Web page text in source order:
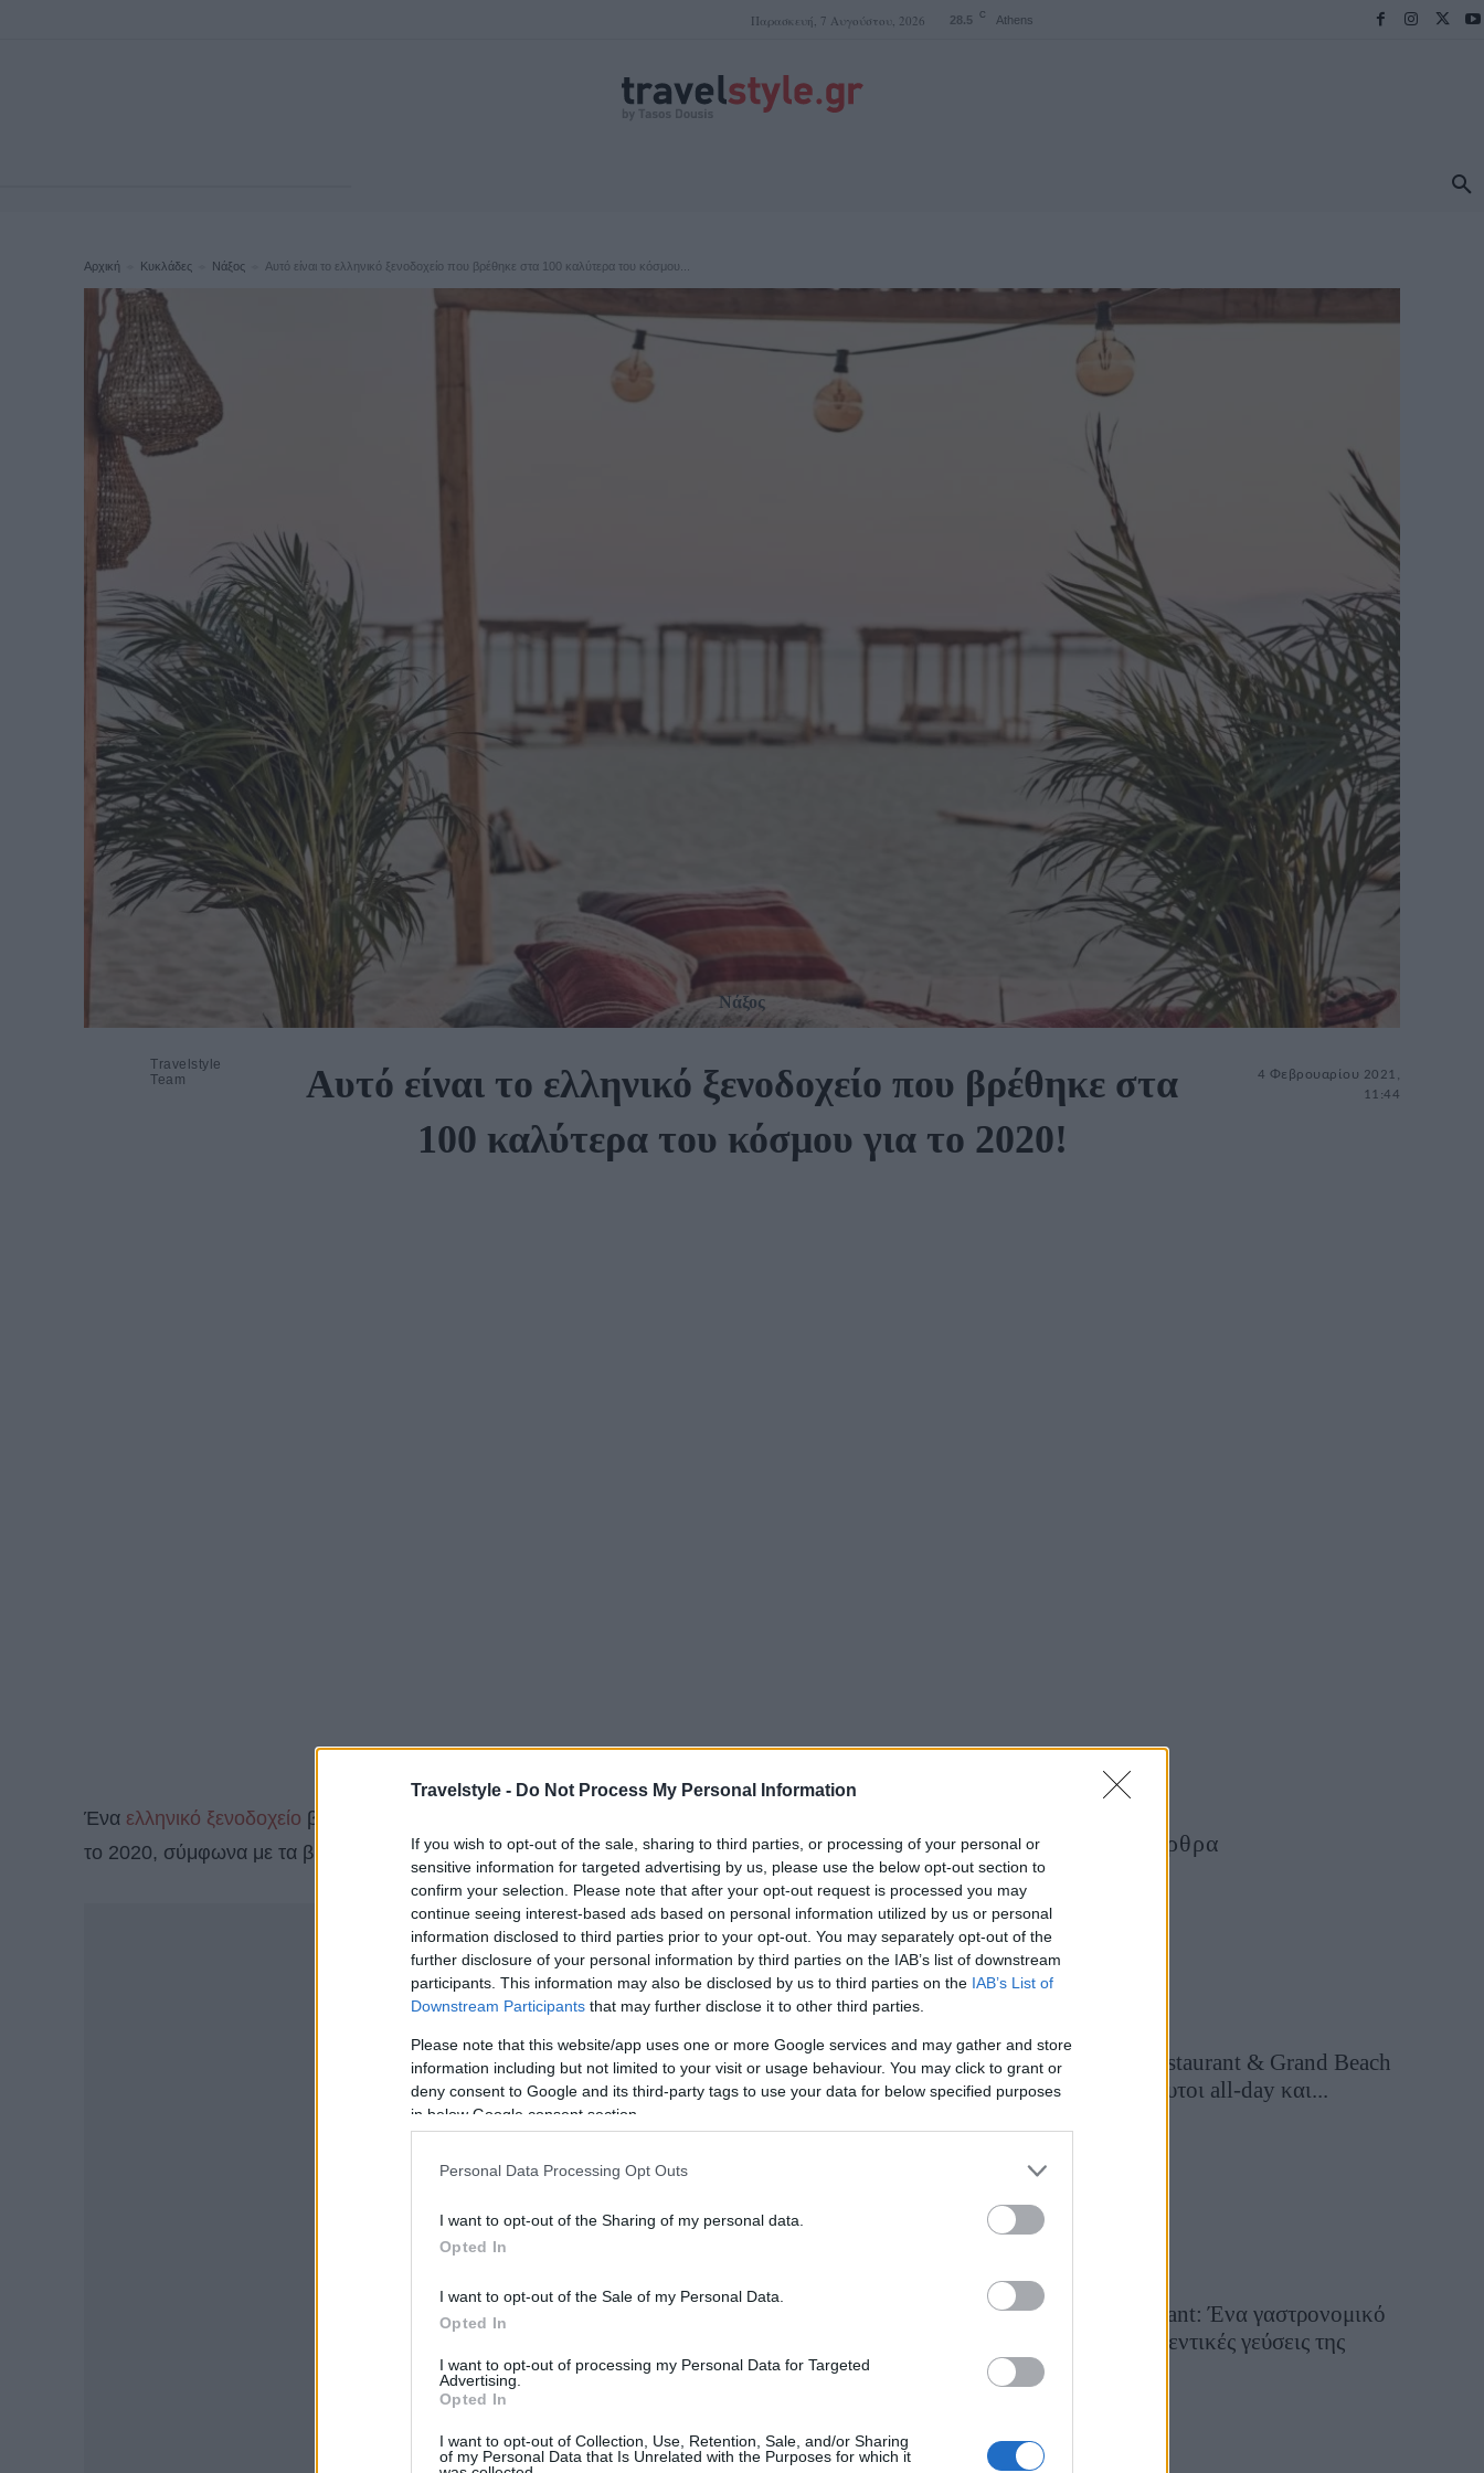
Travelstyle - Do Not Process My Personal Information
If you wish to opt-out of the sale, sharing to third parties, or processing of your personal or
sensitive information for targeted advertising by us, please use the below opt-out section to
confirm your selection. Please note that after your opt-out request is processed you may
continue seeing interest-based ads based on personal information utilized by us or personal
information disclosed to third parties prior to your opt-out. You may separately opt-out of the
further disclosure of your personal information by third parties on the IAB’s list of downstream
participants. This information may also be disclosed by us to third parties on the IAB’s List of
Downstream Participants that may further disclose it to other third parties.
Please note that this website/app uses one or more Google services and may gather and store
information including but not limited to your visit or usage behaviour. You may click to grant or
deny consent to Google and its third-party tags to use your data for below specified purposes
in below Google consent section.
Personal Data Processing Opt Outs
I want to opt-out of the Sharing of my personal data.
Opted In
I want to opt-out of the Sale of my Personal Data.
Opted In
I want to opt-out of processing my Personal Data for Targeted
Advertising.
Opted In
I want to opt-out of Collection, Use, Retention, Sale, and/or Sharing
of my Personal Data that Is Unrelated with the Purposes for which it
Παρασκευή, 7 Αυγούστου, 2026 28.5 C Athens
Αρχική Κυκλάδες Νάξος Αυτό είναι το ελληνικό ξενοδοχείο που βρέθηκε στα 100 καλύτερα του κόσμου...
Travelstyle
Team
Νάξος
Αυτό είναι το ελληνικό ξενοδοχείο που βρέθηκε στα
100 καλύτερα του κόσμου για το 2020!
4 Φεβρουαρίου 2021,
11:44
Ένα ελληνικό ξενοδοχείο βρέθηκε ανάμεσα
το 2020, σύμφωνα με τα βραβεία της ταξιδιωτικήςιστοσελίδας Fodor’s .
- Advertisement -
Τελευταία Άρθρα
Grand Asia Restaurant & Grand Beach
Club: Οι απόλυτοι all-day και...
Tsapis Restaurant: Ένα γαστρονομικό
ταξίδι στις αυθεντικές γεύσεις της
Σίφνου!